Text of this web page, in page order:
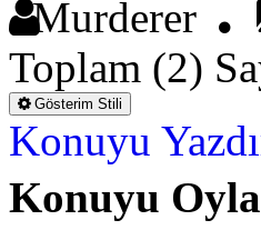
Murderer
Toplam (2)
Gösterim Stili
Konuyu
Konuyu